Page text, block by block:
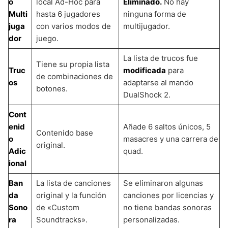
Multi
juga
dor
hasta 6 jugadores
con varios modos de
juego.
ninguna forma de
multijugador.
Truc
os
Tiene su propia lista
de combinaciones de
botones.
La lista de trucos fue
modificada para
adaptarse al mando
DualShock 2.
Cont
enid
o
Adic
ional
Contenido base
original.
Añade 6 saltos únicos, 5
masacres y una carrera de
quad.
Ban
da
Sono
ra
La lista de canciones
original y la función
de «Custom
Soundtracks».
Se eliminaron algunas
canciones por licencias y
no tiene bandas sonoras
personalizadas.